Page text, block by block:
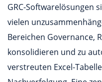
GRC-Softwarelösungen
vielen
Bereichen Governance,
konsolidieren und zu
verstreuten Excel-